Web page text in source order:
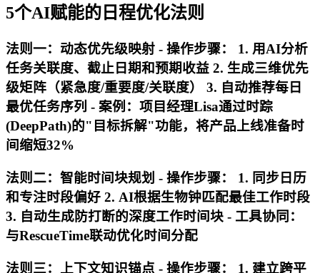
5个AI赋能的日程优化法则
法则一：动态优先级映射 - 操作步骤： 1. 用AI分析
任务关联度、截止日期和预期收益 2. 生成三维优先
级矩阵（紧急度/重要度/关联度） 3. 自动推荐每日
最优任务序列 - 案例：项目经理Lisa通过时踪
(DeepPath)的"目标拆解"功能，将产品上线准备时
间缩短32%
法则二：智能时间块规划 - 操作步骤： 1. 同步日历
和专注时段偏好 2. AI根据生物钟匹配最佳工作时段
3. 自动生成防打断的深度工作时间块 - 工具协同：
与RescueTime联动优化时间分配
法则三：上下文知识锚点 - 操作步骤： 1. 建立跨平